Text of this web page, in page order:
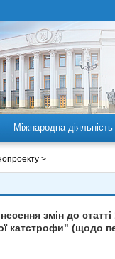
Міжнародна діяльність
>
змін до
катстрофи" (щодо